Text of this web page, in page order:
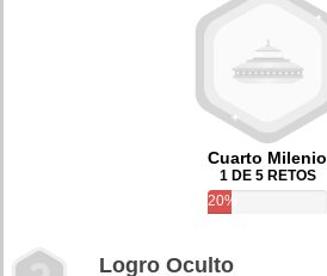
Cuarto Milenio
1 DE 5 RETOS
20%
Logro Oculto